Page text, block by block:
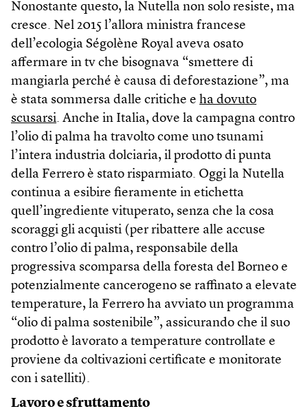
Nonostante questo, la Nutella non solo resiste, ma
cresce. Nel 2015 l’allora ministra francese
dell’ecologia Ségolène Royal aveva osato
affermare in tv che bisognava “smettere di
mangiarla perché è causa di deforestazione”, ma
è stata sommersa dalle critiche e ha dovuto
scusarsi. Anche in Italia, dove la campagna contro
l’olio di palma ha travolto come uno tsunami
l’intera industria dolciaria, il prodotto di punta
della Ferrero è stato risparmiato. Oggi la Nutella
continua a esibire fieramente in etichetta
quell’ingrediente vituperato, senza che la cosa
scoraggi gli acquisti (per ribattere alle accuse
contro l’olio di palma, responsabile della
progressiva scomparsa della foresta del Borneo e
potenzialmente cancerogeno se raffinato a elevate
temperature, la Ferrero ha avviato un programma
“olio di palma sostenibile”, assicurando che il suo
prodotto è lavorato a temperature controllate e
proviene da coltivazioni certificate e monitorate
con i satelliti).
Lavoro e sfruttamento